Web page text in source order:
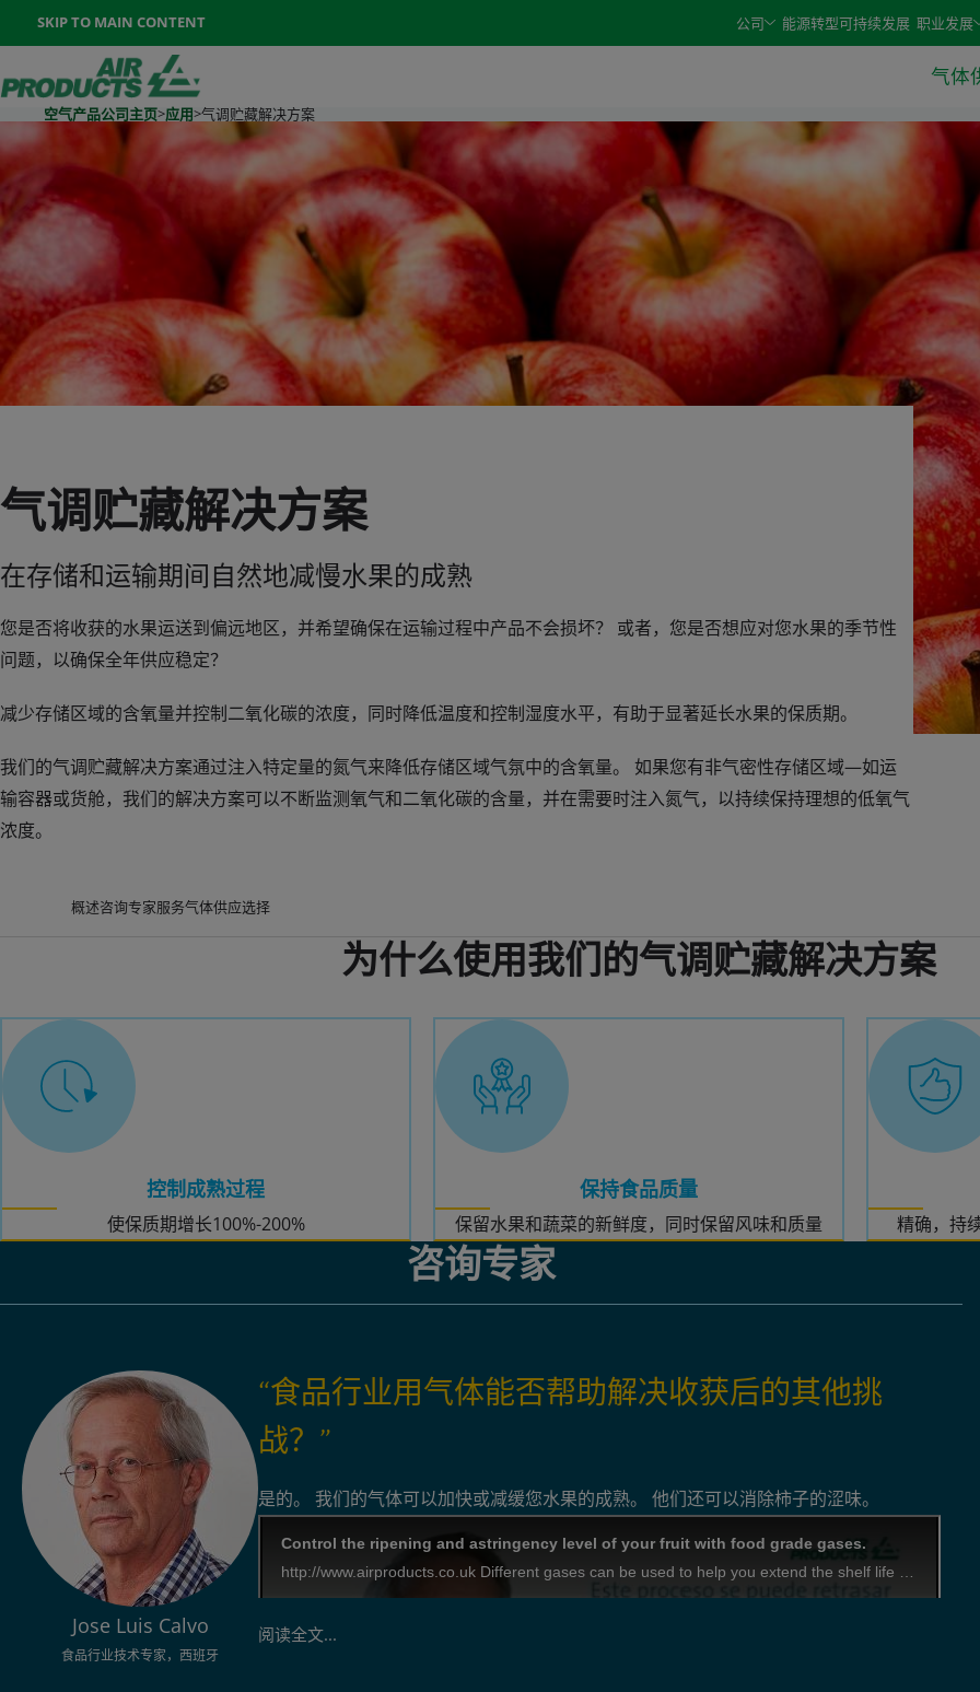
SKIP TO MAIN CONTENT
Once the menu is open you can move between options with the arrow keys and select an option with the enter or
400-888-7662 联系我们 公司 能源转型可持续发展 职业发展
Go To Home Page
气体
空气产品公司主页>应用>气调贮藏解决方案
气调贮藏解决方案
在存储和运输期间自然地减慢水果的成熟
您是否将收获的水果运送到偏远地区，并希望确保在运输过程中产品不会损坏？ 或者，您是否想应对您水果的季节性
问题，以确保全年供应稳定？
减少存储区域的含氧量并控制二氧化碳的浓度，同时降低温度和控制湿度水平，有助于显著延长水果的保质期。
我们的气调贮藏解决方案通过注入特定量的氮气来降低存储区域气氛中的含氧量。 如果您有非气密性存储区域—如运
输容器或货舱，我们的解决方案可以不断监测氧气和二氧化碳的含量，并在需要时注入氮气，以持续保持理想的低氧气
浓度。
概述咨询专家服务气体供应选择
为什么使用我们的气调贮藏解决方案
控制成熟过程
使保质期增长100%-200%
保持食品质量
保留水果和蔬菜的新鲜度，同时保留风味和质量 精确，持
咨询专家
Jose Luis Calvo
食品行业技术专家，西班牙
“食品行业用气体能否帮助解决收获后的其他挑
战？”
是的。 我们的气体可以加快或减缓您水果的成熟。 他们还可以消除柿子的涩味。
阅读全文...